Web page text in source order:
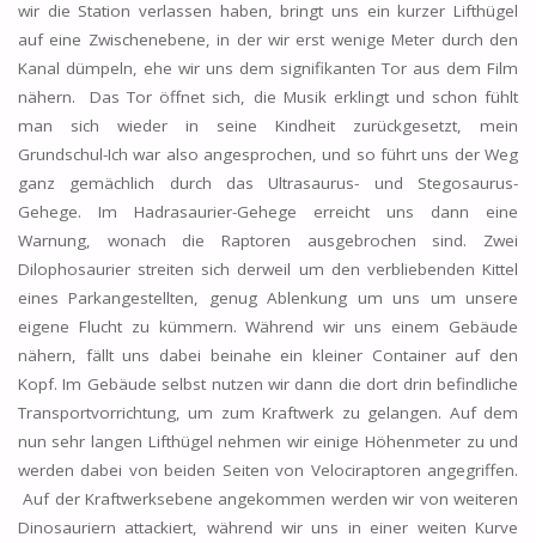
wir die Station verlassen haben, bringt uns ein kurzer Lifthügel
auf eine Zwischenebene, in der wir erst wenige Meter durch den
Kanal dümpeln, ehe wir uns dem signifikanten Tor aus dem Film
nähern. Das Tor öffnet sich, die Musik erklingt und schon fühlt
man sich wieder in seine Kindheit zurückgesetzt, mein
Grundschul-Ich war also angesprochen, und so führt uns der Weg
ganz gemächlich durch das Ultrasaurus- und Stegosaurus-
Gehege. Im Hadrasaurier-Gehege erreicht uns dann eine
Warnung, wonach die Raptoren ausgebrochen sind. Zwei
Dilophosaurier streiten sich derweil um den verbliebenden Kittel
eines Parkangestellten, genug Ablenkung um uns um unsere
eigene Flucht zu kümmern. Während wir uns einem Gebäude
nähern, fällt uns dabei beinahe ein kleiner Container auf den
Kopf. Im Gebäude selbst nutzen wir dann die dort drin befindliche
Transportvorrichtung, um zum Kraftwerk zu gelangen. Auf dem
nun sehr langen Lifthügel nehmen wir einige Höhenmeter zu und
werden dabei von beiden Seiten von Velociraptoren angegriffen.
Auf der Kraftwerksebene angekommen werden wir von weiteren
Dinosauriern attackiert, während wir uns in einer weiten Kurve